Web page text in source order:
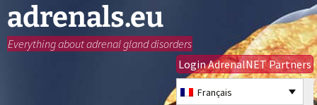
adrenals.eu
Everything about adrenal gland disorders
Login AdrenalNET Partners
Français